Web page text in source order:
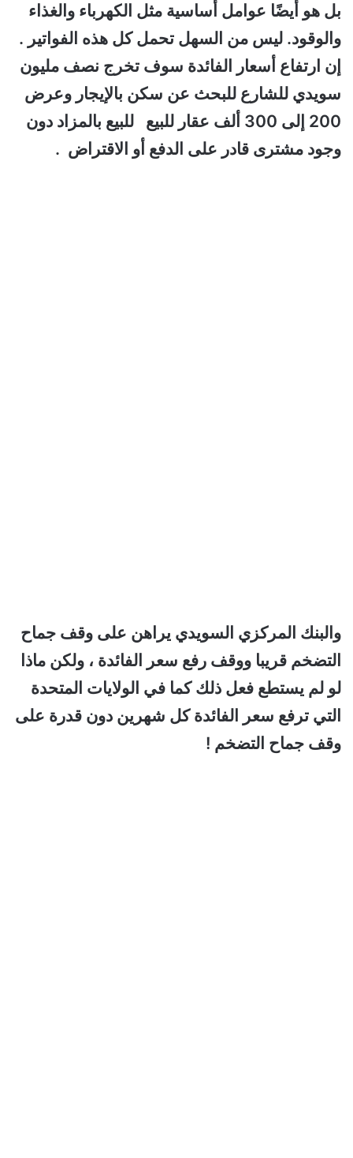
بل هو أيضًا عوامل أساسية مثل الكهرباء والغذاء
والوقود. ليس من السهل تحمل كل هذه الفواتير .
إن ارتفاع أسعار الفائدة سوف تخرج نصف مليون
سويدي للشارع للبحث عن سكن بالإيجار وعرض
200 إلى 300 ألف عقار للبيع للبيع بالمزاد دون
وجود مشترى قادر على الدفع أو الاقتراض .
والبنك المركزي السويدي يراهن على وقف جماح
التضخم قريبا ووقف رفع سعر الفائدة ، ولكن ماذا
لو لم يستطع فعل ذلك كما في الولايات المتحدة
التي ترفع سعر الفائدة كل شهرين دون قدرة على
وقف جماح التضخم !